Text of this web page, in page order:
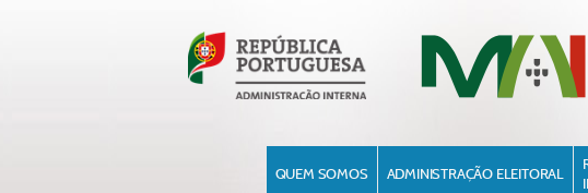
QUEM SOMOS ADMINISTRAÇÃO ELEITORAL